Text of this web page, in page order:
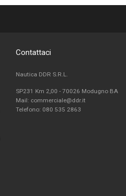
Contattaci
Nautica DDR S.R.L.
SP231 Km 2,00 - 70026 Modugno BA
Mail: commerciale@ddr.it
Telefono: 080 535 2863